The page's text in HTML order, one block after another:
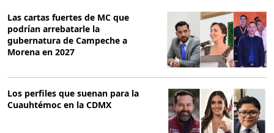
Las cartas fuertes de MC que
podrían arrebatarle la
gubernatura de Campeche a
Morena en 2027
Los perfiles que suenan para la
Cuauhtémoc en la CDMX